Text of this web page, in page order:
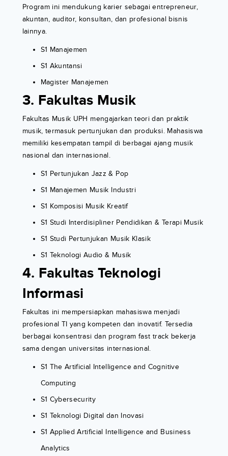
Program ini mendukung karier sebagai entrepreneur,
akuntan, auditor, konsultan, dan profesional bisnis
lainnya.
S1 Manajemen
S1 Akuntansi
Magister Manajemen
3. Fakultas Musik
Fakultas Musik UPH mengajarkan teori dan praktik
musik, termasuk pertunjukan dan produksi. Mahasiswa
memiliki kesempatan tampil di berbagai ajang musik
nasional dan internasional.
S1 Pertunjukan Jazz & Pop
S1 Manajemen Musik Industri
S1 Komposisi Musik Kreatif
S1 Studi Interdisipliner Pendidikan & Terapi Musik
S1 Studi Pertunjukan Musik Klasik
S1 Teknologi Audio & Musik
4. Fakultas Teknologi
Informasi
Fakultas ini mempersiapkan mahasiswa menjadi
profesional TI yang kompeten dan inovatif. Tersedia
berbagai konsentrasi dan program fast track bekerja
sama dengan universitas internasional.
S1 The Artificial Intelligence and Cognitive
Computing
S1 Cybersecurity
S1 Teknologi Digital dan Inovasi
S1 Applied Artificial Intelligence and Business
Analytics